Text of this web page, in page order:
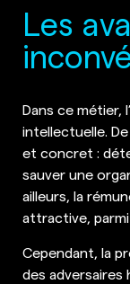
Les
Dans ce métier,
intellectuelle.
et concret :
sauver une
ailleurs, la
attractive,
Cependant, la
des adversaires